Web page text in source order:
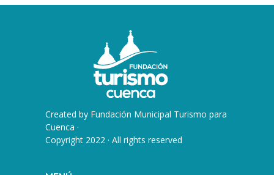
Created by Fundación Municipal Turismo para
Cuenca ·
Copyright 2022 · All rights reserved